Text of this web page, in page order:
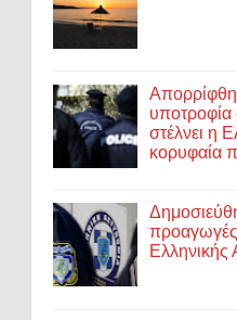
στέλνει η
κορυφαία
προαγωγές
Ελληνικής